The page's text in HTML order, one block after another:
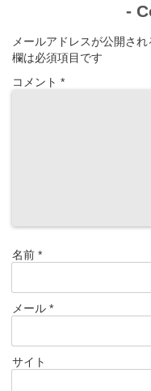
-
メールアドレスが公開され
欄は必須項目です
コメント *
名前 *
メール *
サイト